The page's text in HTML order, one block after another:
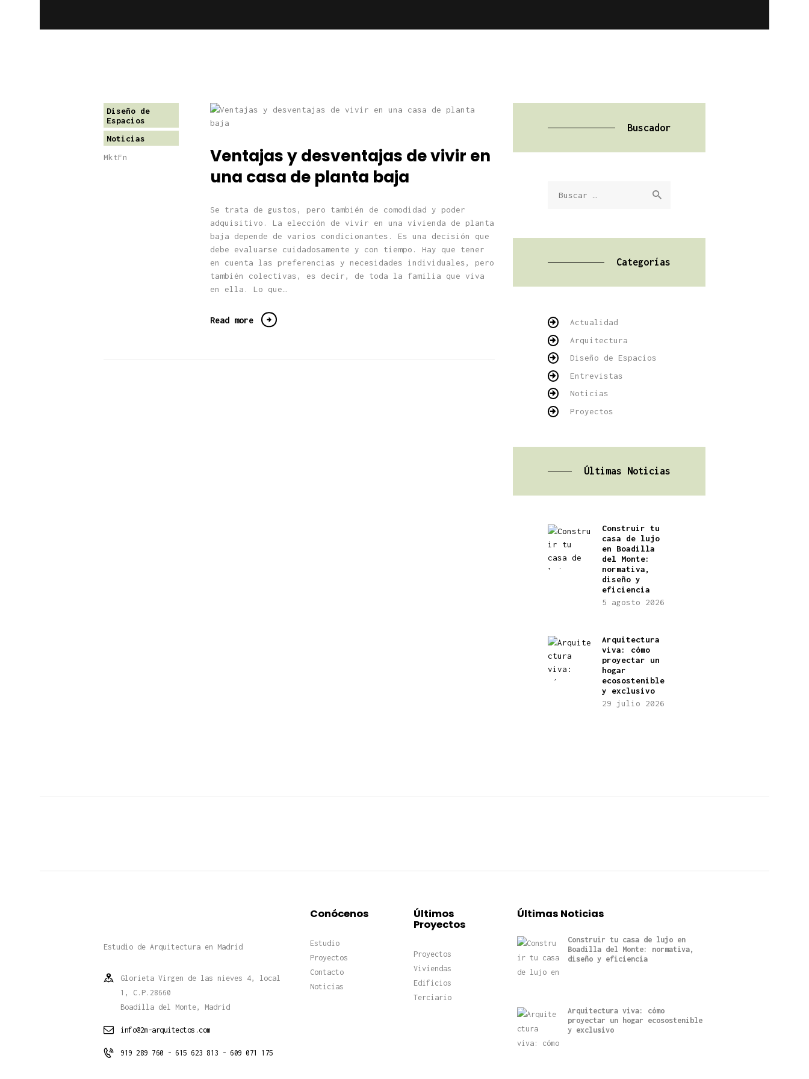
Diseño de
Espacios
Noticias
MktFn
Ventajas y desventajas de vivir en
una casa de planta baja
Se trata de gustos, pero también de comodidad y poder
adquisitivo. La elección de vivir en una vivienda de planta
baja depende de varios condicionantes. Es una decisión que
debe evaluarse cuidadosamente y con tiempo. Hay que tener
en cuenta las preferencias y necesidades individuales, pero
también colectivas, es decir, de toda la familia que viva
en ella. Lo que…
Read more
Buscador
Categorías
Actualidad
Arquitectura
Diseño de Espacios
Entrevistas
Noticias
Proyectos
Últimas Noticias
Construir tu
casa de lujo
en Boadilla
del Monte:
normativa,
diseño y
eficiencia
5 agosto 2026
Arquitectura
viva: cómo
proyectar un
hogar
ecosostenible
y exclusivo
29 julio 2026
Estudio de Arquitectura en Madrid
Glorieta Virgen de las nieves 4, local
1, C.P.28660
Boadilla del Monte, Madrid
info@2m-arquitectos.com
919 289 760 - 615 623 813 - 609 071 175
Conócenos
Estudio
Proyectos
Contacto
Noticias
Últimos
Proyectos
Proyectos
Viviendas
Edificios
Terciario
Últimas Noticias
Construir tu casa de lujo en
Boadilla del Monte: normativa,
diseño y eficiencia
Arquitectura viva: cómo
proyectar un hogar ecosostenible
y exclusivo